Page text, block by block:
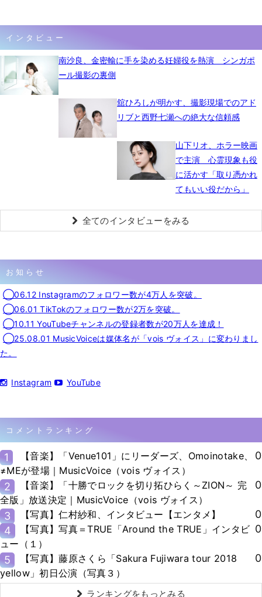
インタビュー
南沙良、金密輸に手を染める妊婦役を熱演 シンガポ
ール撮影の裏側
舘ひろしが明かす、撮影現場でのアド
リブと西野七瀬への絶大な信頼感
山下リオ、ホラー映画
で主演 心霊現象も役
に活かす「取り憑かれ
てもいい役だから」
全てのインタビューをみる
お知らせ
◯06.12 Instagramのフォロワー数が4万人を突破。
◯06.01 TikTokのフォロワー数が2万を突破。
◯10.11 YouTubeチャンネルの登録者数が20万人を達成！
◯25.08.01 MusicVoiceは媒体名が「vois ヴォイス」に変わりまし
た。
Instagram YouTube
コメントランキング
1
【音楽】「Venue101」にリーダーズ、Omoinotake、
≠MEが登場｜MusicVoice（vois ヴォイス）
0
2
【音楽】「十勝でロックを切り拓ひらく～ZION～ 完
全版」放送決定｜MusicVoice（vois ヴォイス）
0
3 【写真】仁村紗和、インタビュー【エンタメ】
0
4
【写真】写真＝TRUE「Around the TRUE」インタビ
ュー（１）
0
5
【写真】藤原さくら「Sakura Fujiwara tour 2018
yellow」初日公演（写真３）
0
ランキングをもっとみる